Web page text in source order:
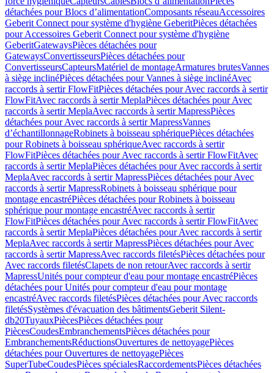
détachées pour Blocs d’alimentationComposants réseauAccessoires
Geberit Connect pour système d'hygiène GeberitPièces détachées
pour Accessoires Geberit Connect pour système d'hygiène
GeberitGatewaysPièces détachées pour
GatewaysConvertisseursPièces détachées pour
ConvertisseursCapteursMatériel de montageArmatures brutesVannes
à siège inclinéPièces détachées pour Vannes à siège inclinéAvec
raccords à sertir FlowFitPièces détachées pour Avec raccords à sertir
FlowFitAvec raccords à sertir MeplaPièces détachées pour Avec
raccords à sertir MeplaAvec raccords à sertir MapressPièces
détachées pour Avec raccords à sertir MapressVannes
d’échantillonnageRobinets à boisseau sphériquePièces détachées
pour Robinets à boisseau sphériqueAvec raccords à sertir
FlowFitPièces détachées pour Avec raccords à sertir FlowFitAvec
raccords à sertir MeplaPièces détachées pour Avec raccords à sertir
MeplaAvec raccords à sertir MapressPièces détachées pour Avec
raccords à sertir MapressRobinets à boisseau sphérique pour
montage encastréPièces détachées pour Robinets à boisseau
sphérique pour montage encastréAvec raccords à sertir
FlowFitPièces détachées pour Avec raccords à sertir FlowFitAvec
raccords à sertir MeplaPièces détachées pour Avec raccords à sertir
MeplaAvec raccords à sertir MapressPièces détachées pour Avec
raccords à sertir MapressAvec raccords filetésPièces détachées pour
Avec raccords filetésClapets de non retourAvec raccords à sertir
MapressUnités pour compteur d'eau pour montage encastréPièces
détachées pour Unités pour compteur d'eau pour montage
encastréAvec raccords filetésPièces détachées pour Avec raccords
filetésSystèmes d'évacuation des bâtimentsGeberit Silent-
db20TuyauxPiècesPièces détachées pour
PiècesCoudesEmbranchementsPièces détachées pour
EmbranchementsRéductionsOuvertures de nettoyagePièces
détachées pour Ouvertures de nettoyagePièces
SuperTubeCoudesPièces spécialesRaccordementsPièces détachées